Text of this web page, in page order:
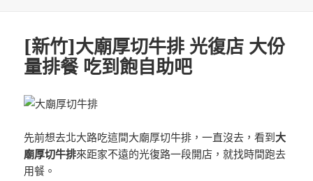
[新竹]大廟厚切牛排 光復店 大份
量排餐 吃到飽自助吧
先前想去北大路吃這間大廟厚切牛排，一直沒去，看到大
廟厚切牛排來距家不遠的光復路一段開店，就找時間跑去
用餐。